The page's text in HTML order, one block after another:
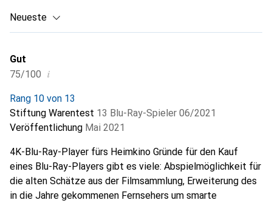
Neueste
Gut
75/100 i
Rang 10 von 13
Stiftung Warentest 13 Blu-Ray-Spieler 06/2021
Veröffentlichung Mai 2021
4K-Blu-Ray-Player fürs Heimkino Gründe für den Kauf
eines Blu-Ray-Players gibt es viele: Abspielmöglichkeit für
die alten Schätze aus der Filmsammlung, Erweiterung des
in die Jahre gekommenen Fernsehers um smarte